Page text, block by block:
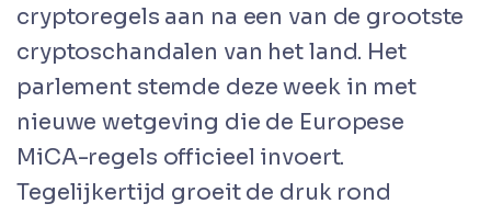
cryptoregels aan na een van de grootste
cryptoschandalen van het land. Het
parlement stemde deze week in met
nieuwe wetgeving die de Europese
MiCA-regels officieel invoert.
Tegelijkertijd groeit de druk rond